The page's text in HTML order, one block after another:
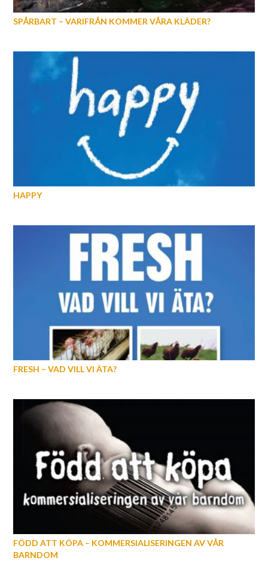
SPÅRBART – VARIFRÅN KOMMER VÅRA KLÄDER?
HAPPY
FRESH – VAD VILL VI ÄTA?
FÖDD ATT KÖPA – KOMMERSIALISERINGEN AV VÅR
BARNDOM